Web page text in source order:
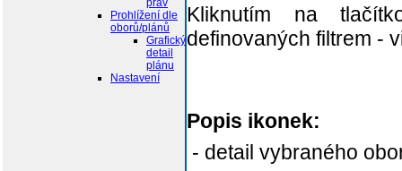
práv
Prohlížení dle
oborů/plánů
Grafický
detail
plánu
Nastavení
Kliknutím na
definovaných filtrem -
Popis ikonek:
- detail vybraného